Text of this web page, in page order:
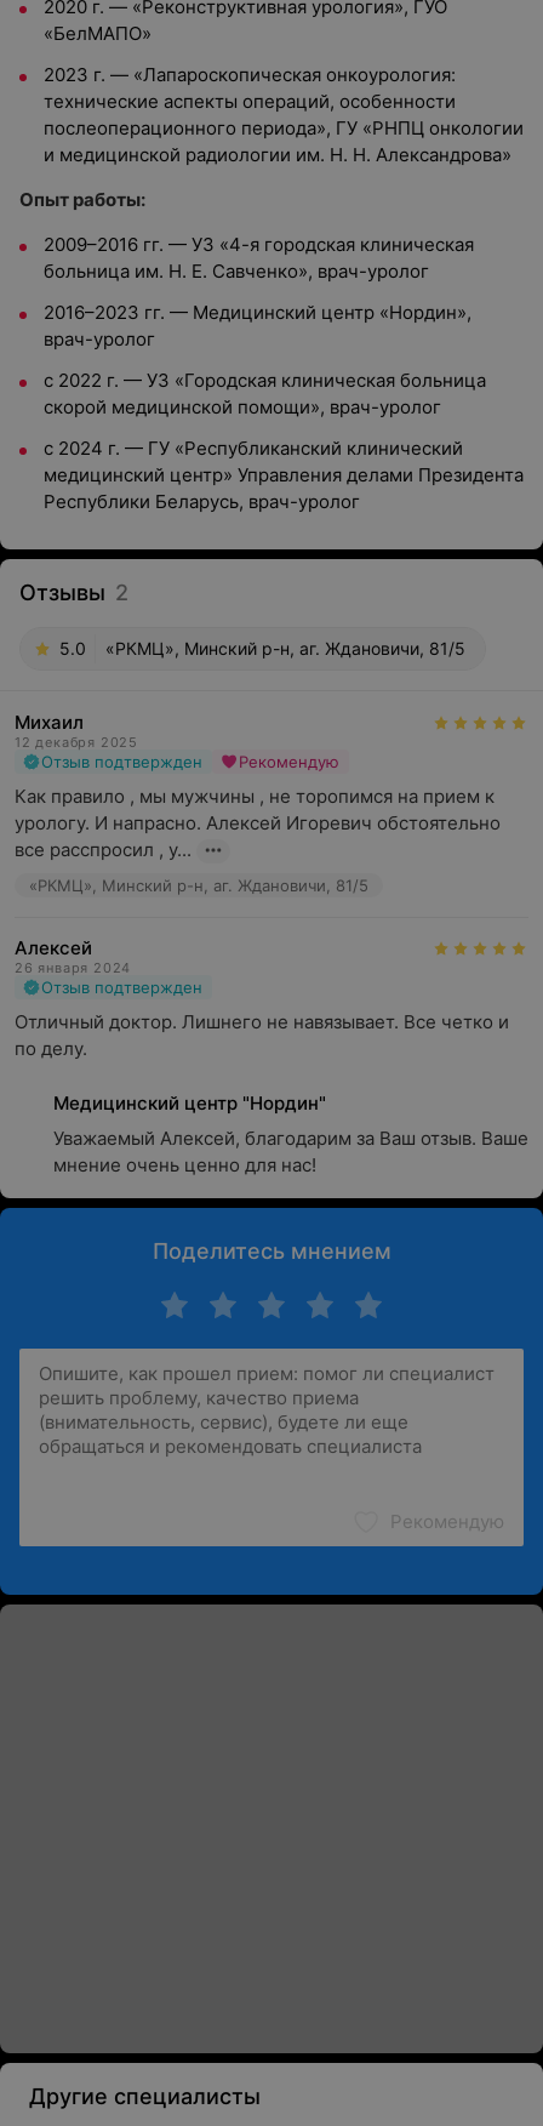
2020 г. — «Реконструктивная урология», ГУО
«БелМАПО»
2023 г. — «Лапароскопическая онкоурология:
технические аспекты операций, особенности
послеоперационного периода», ГУ «РНПЦ онкологии
и медицинской радиологии им. Н. Н. Александрова»
Опыт работы:
2009–2016 гг. — УЗ «4-я городская клиническая
больница им. Н. Е. Савченко», врач-уролог
2016–2023 гг. — Медицинский центр «Нордин»,
врач-уролог
с 2022 г. — УЗ «Городская клиническая больница
скорой медицинской помощи», врач-уролог
с 2024 г. — ГУ «Республиканский клинический
медицинский центр» Управления делами Президента
Республики Беларусь, врач-уролог
Отзывы 2
5.0 «РКМЦ», Минский р-н, аг. Ждановичи, 81/5
Михаил
12 декабря 2025
Отзыв подтвержден Рекомендую
Как правило , мы мужчины , не торопимся на прием к
урологу. И напрасно. Алексей Игоревич обстоятельно
все расспросил , у...
«РКМЦ», Минский р-н, аг. Ждановичи, 81/5
Алексей
26 января 2024
Отзыв подтвержден
Отличный доктор. Лишнего не навязывает. Все четко и
по делу.
Медицинский центр "Нордин"
Уважаемый Алексей, благодарим за Ваш отзыв. Ваше
мнение очень ценно для нас!
Поделитесь мнением
Рекомендую
Другие специалисты